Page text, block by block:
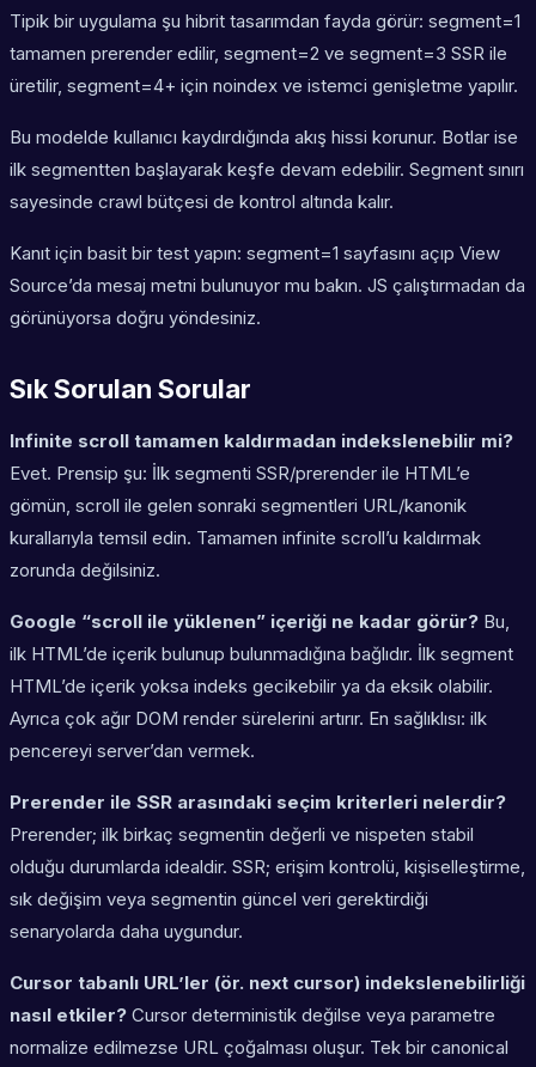
Tipik bir uygulama şu hibrit tasarımdan fayda görür: segment=1
tamamen prerender edilir, segment=2 ve segment=3 SSR ile
üretilir, segment=4+ için noindex ve istemci genişletme yapılır.
Bu modelde kullanıcı kaydırdığında akış hissi korunur. Botlar ise
ilk segmentten başlayarak keşfe devam edebilir. Segment sınırı
sayesinde crawl bütçesi de kontrol altında kalır.
Kanıt için basit bir test yapın: segment=1 sayfasını açıp View
Source’da mesaj metni bulunuyor mu bakın. JS çalıştırmadan da
görünüyorsa doğru yöndesiniz.
Sık Sorulan Sorular
Infinite scroll tamamen kaldırmadan indekslenebilir mi?
Evet. Prensip şu: İlk segmenti SSR/prerender ile HTML’e
gömün, scroll ile gelen sonraki segmentleri URL/kanonik
kurallarıyla temsil edin. Tamamen infinite scroll’u kaldırmak
zorunda değilsiniz.
Google “scroll ile yüklenen” içeriği ne kadar görür? Bu,
ilk HTML’de içerik bulunup bulunmadığına bağlıdır. İlk segment
HTML’de içerik yoksa indeks gecikebilir ya da eksik olabilir.
Ayrıca çok ağır DOM render sürelerini artırır. En sağlıklısı: ilk
pencereyi server’dan vermek.
Prerender ile SSR arasındaki seçim kriterleri nelerdir?
Prerender; ilk birkaç segmentin değerli ve nispeten stabil
olduğu durumlarda idealdir. SSR; erişim kontrolü, kişiselleştirme,
sık değişim veya segmentin güncel veri gerektirdiği
senaryolarda daha uygundur.
Cursor tabanlı URL’ler (ör. next cursor) indekslenebilirliği
nasıl etkiler? Cursor deterministik değilse veya parametre
normalize edilmezse URL çoğalması oluşur. Tek bir canonical